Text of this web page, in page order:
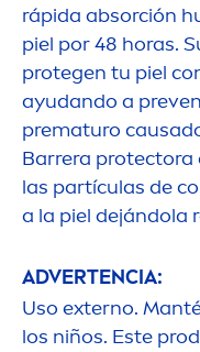
rápida absorción
piel por 48 horas.
protegen tu piel
ayudando a
prematuro
Barrera protectora
las partículas de
a la piel dejándola
ADVERTENCIA:
Uso externo.
los niños. Este